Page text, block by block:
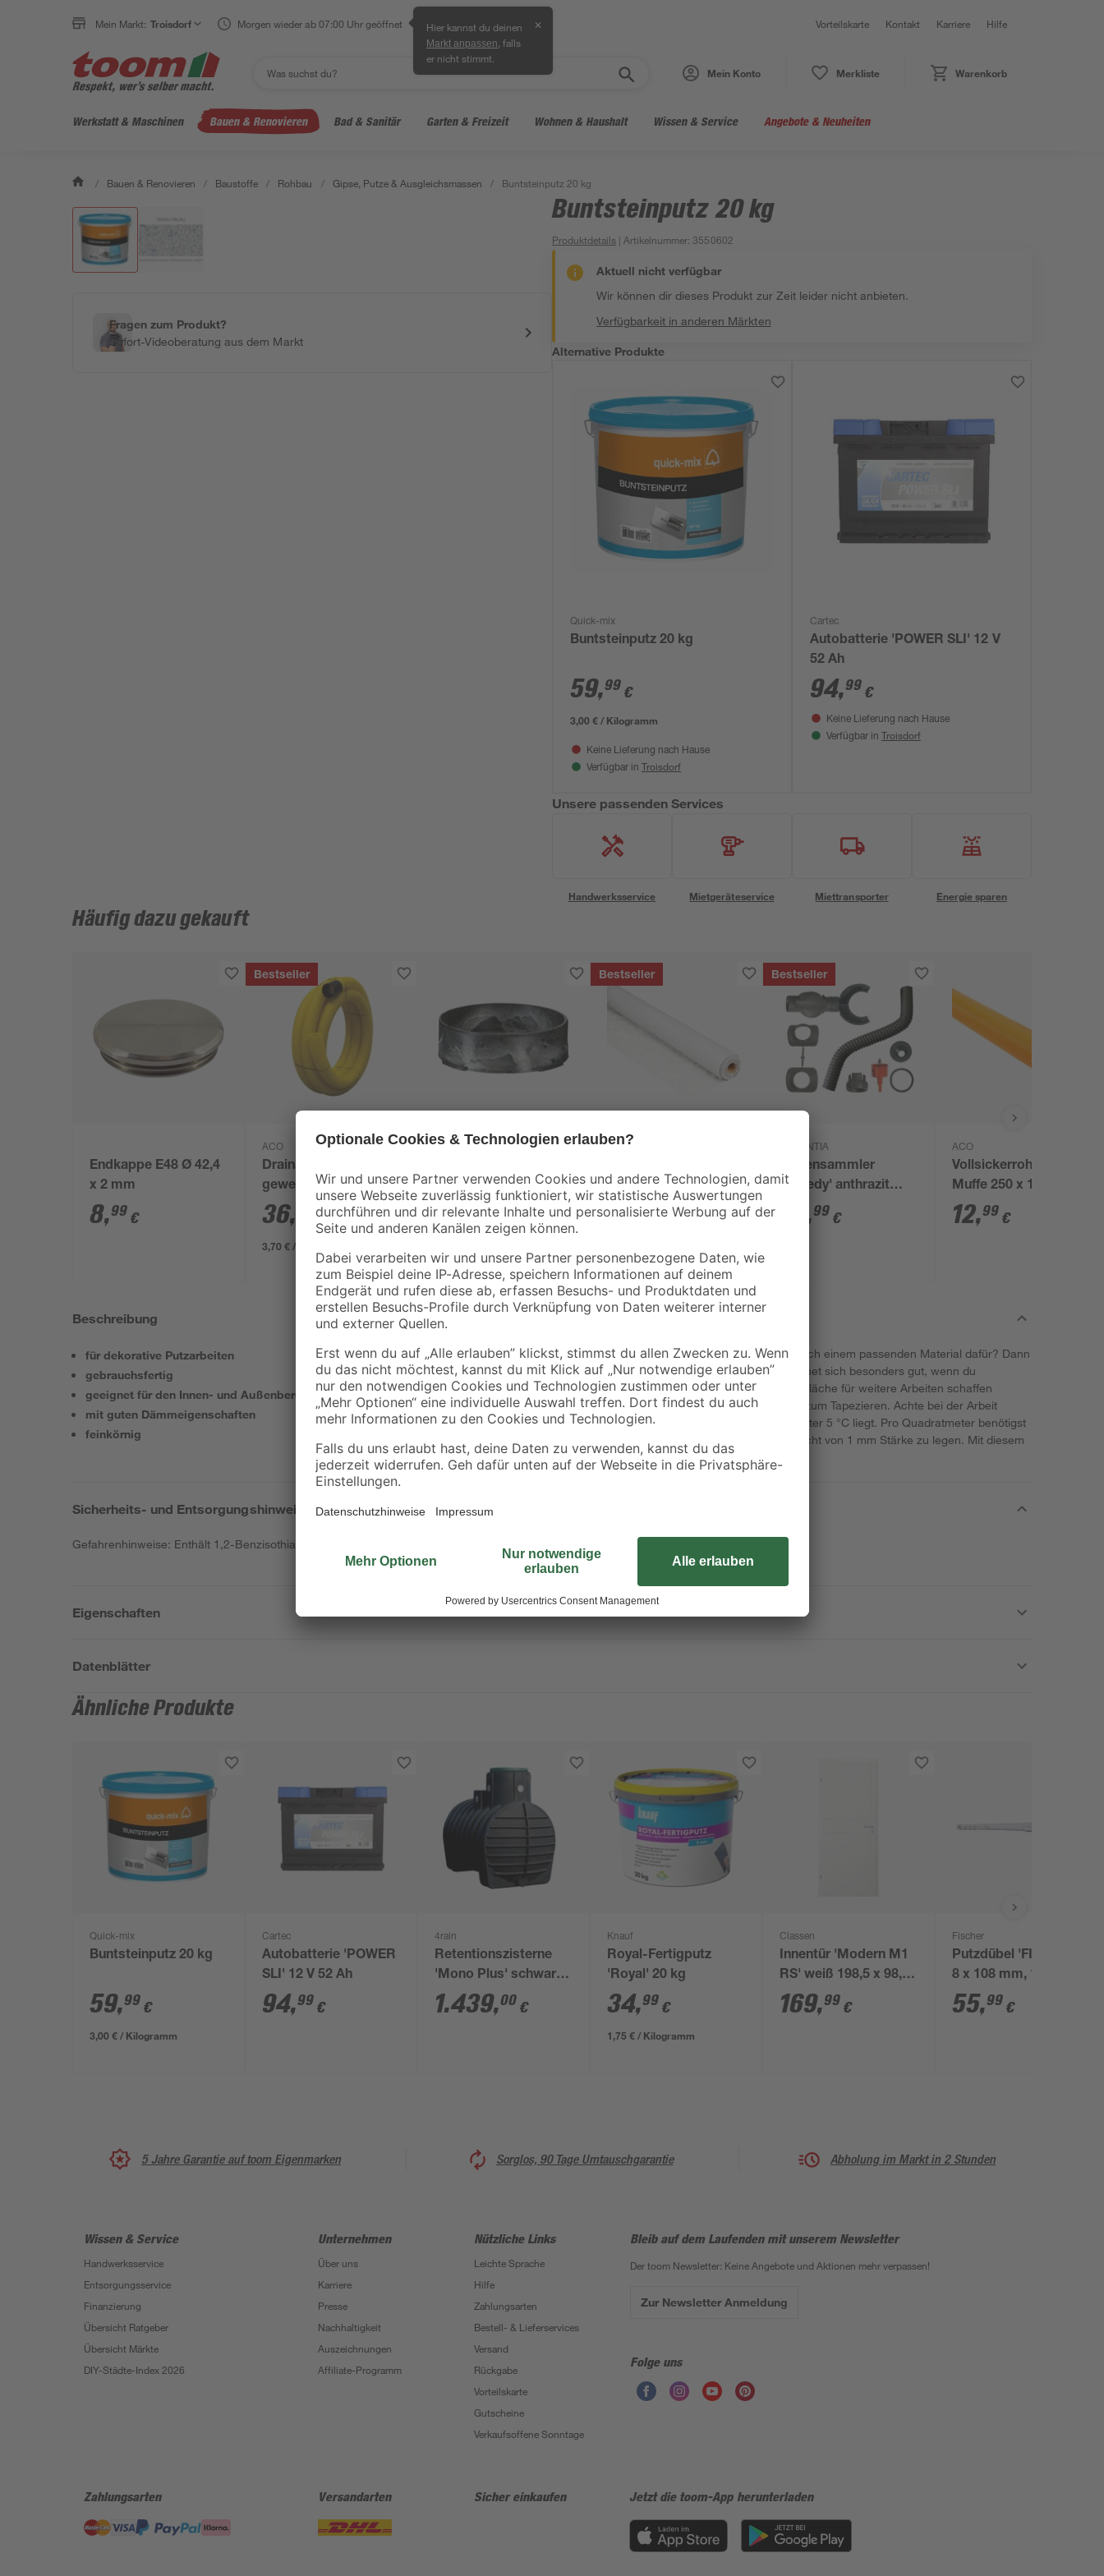
Mein Markt: Troisdorf Morgen wieder ab 07:00 Uhr geöffnet Hier kannst du deinen
Markt anpassen , falls
er nicht stimmt.
✕ Vorteilskarte Kontakt Karriere Hilfe
Mein Konto Merkliste Warenkorb
Werkstatt & Maschinen Bauen & Renovieren Bad & Sanitär Garten & Freizeit Wohnen & Haushalt Wissen & Service Angebote & Neuheiten
/ Bauen & Renovieren / Baustoffe / Rohbau / Gipse, Putze & Ausgleichsmassen / Buntsteinputz 20 kg
Fragen zum Produkt?
Sofort-Videoberatung aus dem Markt
Buntsteinputz 20 kg
Produktdetails | Artikelnummer:3550602
Aktuell nicht verfügbar
Wir können dir dieses Produkt zur Zeit leider nicht anbieten.
Verfügbarkeit in anderen Märkten
Alternative Produkte
Quick-mix
Buntsteinputz 20 kg
59,99 €
3,00 € / Kilogramm
Keine Lieferung nach Hause
Verfügbar in Troisdorf
Cartec
Autobatterie 'POWER SLI' 12 V
52 Ah
94,99 €
Keine Lieferung nach Hause
Verfügbar in Troisdorf
Unsere passenden Services
Handwerksservice Mietgeräteservice Miettransporter Energie sparen
Häufig dazu gekauft
Endkappe E48 Ø 42,4
x 2 mm
8,99 €
Bestseller
ACO
Drainagerohr gelb
gewellt 10 m
36, €
3,70 € / Meter
ACO
Drainagerohr DN 100
3,99€
Bestseller
ACO
10 x 1 m
25,99€
Bestseller
GARANTIA
Regensammler
'Speedy' anthrazit
inkl. Zubehör
,99 €
ACO
Vollsickerrohr ohne
Muffe 250 x 10 cm
12,99 €
Beschreibung
für dekorative Putzarbeiten
gebrauchsfertig
geeignet für den Innen- und Außenbereich
mit guten Dämmeigenschaften
feinkörnig
Steht bei dir ein Bauprojekt an und du suchst nach einem passenden Material dafür? Dann
schau dir diesen Putz einmal näher an. Putz eignet sich besonders gut, wenn du
Unebenheiten ausgleichen und eine glatte Oberfläche für weitere Arbeiten schaffen
möchtest, beispielsweise für Farbaufträge oder zum Tapezieren. Achte bei der Arbeit
darauf, dass die Umgebungstemperatur nicht unter 5 °C liegt. Pro Quadratmeter benötigst
du zudem eine Menge von 4,5 kg, um eine Schicht von 1 mm Stärke zu legen. Mit diesem
Putz wird dein Projekt zu einem vollen Erfolg!
Sicherheits- und Entsorgungshinweise
Gefahrenhinweise: Enthält 1,2-Benzisothiazol-3(2H)-on. Kann allergische Reaktionen hervorrufen.
Eigenschaften
Datenblätter
Ähnliche Produkte
Quick-mix
Buntsteinputz 20 kg
59,99 €
3,00 € / Kilogramm
Cartec
Autobatterie 'POWER
SLI' 12 V 52 Ah
94,99 €
4rain
Retentionszisterne
'Mono Plus' schwarz
4000 l
1.439,00 €
Knauf
Royal-Fertigputz
'Royal' 20 kg
34,99 €
1,75 € / Kilogramm
Classen
Innentür 'Modern M1
RS' weiß 198,5 x 98,5
cm, Linksanschlag
169,99 €
Fischer
Putzdübel 'FIF-CS' Ø
8 x 108 mm, 100
Stück
55,99 €
5 Jahre Garantie auf toom Eigenmarken Sorglos, 90 Tage Umtauschgarantie Abholung im Markt in 2 Stunden
Wissen & Service
Handwerksservice
Entsorgungsservice
Finanzierung
Übersicht Ratgeber
Übersicht Märkte
DIY-Städte-Index 2026
Unternehmen
Über uns
Karriere
Presse
Nachhaltigkeit
Auszeichnungen
Affiliate-Programm
Nützliche Links
Leichte Sprache
Hilfe
Zahlungsarten
Bestell- & Lieferservices
Versand
Rückgabe
Vorteilskarte
Gutscheine
Verkaufsoffene Sonntage
Bleib auf dem Laufenden mit unserem Newsletter
Der toom Newsletter: Keine Angebote und Aktionen mehr verpassen!
Zur Newsletter Anmeldung
Folge uns
Zahlungsarten Versandarten Sicher einkaufen Jetzt die toom-App herunterladen